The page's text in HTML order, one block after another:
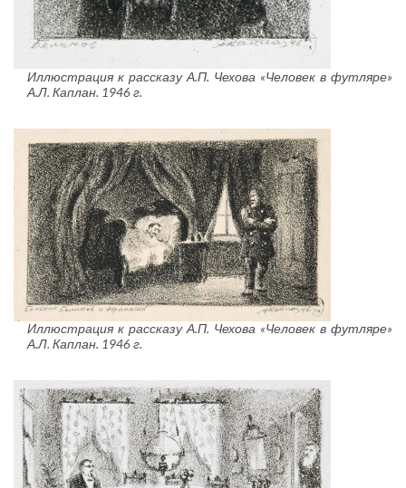
Иллюстрация к рассказу А.П. Чехова «Человек в футляре»
А.Л. Каплан. 1946 г.
Иллюстрация к рассказу А.П. Чехова «Человек в футляре»
А.Л. Каплан. 1946 г.